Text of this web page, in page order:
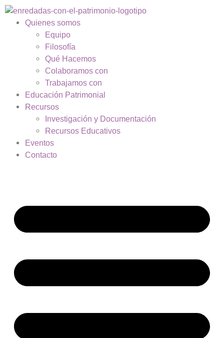
Quienes somos
Equipo
Filosofía
Qué Hacemos
Colaboramos con
Trabajamos con
Educación Patrimonial
Recursos
Investigación y Documentación
Recursos Educativos
Eventos
Contacto